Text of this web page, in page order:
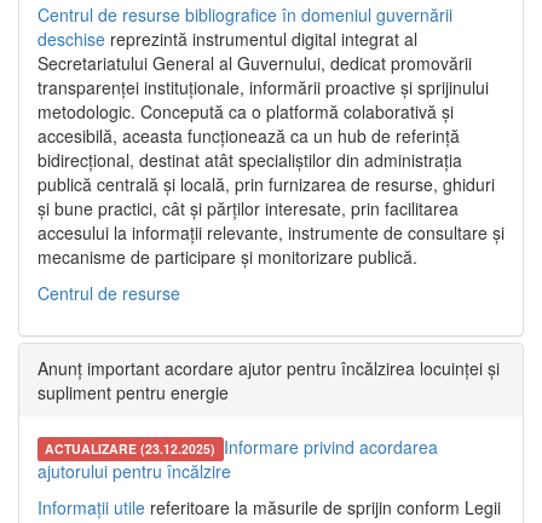
Centrul de resurse bibliografice în domeniul guvernării
deschise reprezintă instrumentul digital integrat al
Secretariatului General al Guvernului, dedicat promovării
transparenței instituționale, informării proactive și sprijinului
metodologic. Concepută ca o platformă colaborativă și
accesibilă, aceasta funcționează ca un hub de referință
bidirecțional, destinat atât specialiștilor din administrația
publică centrală și locală, prin furnizarea de resurse, ghiduri
și bune practici, cât și părților interesate, prin facilitarea
accesului la informații relevante, instrumente de consultare și
mecanisme de participare și monitorizare publică.
Centrul de resurse
Anunț important acordare ajutor pentru încălzirea locuinței și
supliment pentru energie
ACTUALIZARE (23.12.2025) Informare privind acordarea
ajutorului pentru încălzire
Informații utile referitoare la măsurile de sprijin conform Legii